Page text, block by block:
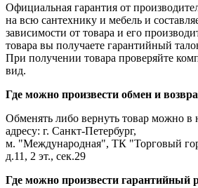
Официальная гарантия от
на всю сантехнику и мебель и
зависимости от товара и его
товара вы получаете гарантийный
При получении товара проверяйте
вид.
Где можно произвести обмен и
Обменять либо вернуть товар можно
адресу: г. Санкт-Петербург,
м. "Международная", ТК "Торговый
д.11, 2 эт., сек.29
Где можно произвести гарантийный